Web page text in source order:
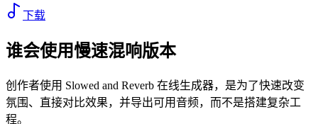
下载
谁会使用慢速混响版本
创作者使用 Slowed and Reverb 在线生成器，是为了快速改变
氛围、直接对比效果，并导出可用音频，而不是搭建复杂工
程。